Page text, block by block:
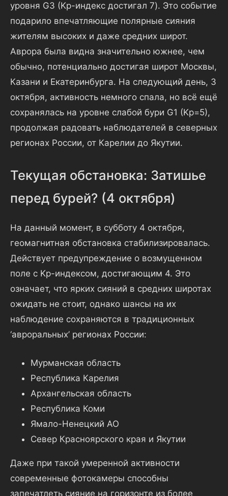
уровня G3 (Kp-индекс достигал 7). Это событие
подарило впечатляющие полярные сияния
жителям высоких и даже средних широт.
Аврора была видна значительно южнее, чем
обычно, потенциально достигая широт Москвы,
Казани и Екатеринбурга. На следующий день, 3
октября, активность немного спала, но всё ещё
сохранялась на уровне слабой бури G1 (Kp=5),
продолжая радовать наблюдателей в северных
регионах России, от Карелии до Якутии.
Текущая обстановка: Затишье
перед бурей? (4 октября)
На данный момент, в субботу 4 октября,
геомагнитная обстановка стабилизировалась.
Действует предупреждение о возмущенном
поле с Kp-индексом, достигающим 4. Это
означает, что ярких сияний в средних широтах
ожидать не стоит, однако шансы на их
наблюдение сохраняются в традиционных
‘авроральных’ регионах России:
Мурманская область
Республика Карелия
Архангельская область
Республика Коми
Ямало-Ненецкий АО
Север Красноярского края и Якутии
Даже при такой умеренной активности
современные фотокамеры способны
запечатлеть сияние на горизонте из более